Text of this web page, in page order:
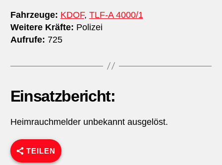
Fahrzeuge: KDOF, TLF-A 4000/1
Weitere Kräfte: Polizei
Aufrufe: 725
Einsatzbericht:
Heimrauchmelder unbekannt ausgelöst.
TEILEN